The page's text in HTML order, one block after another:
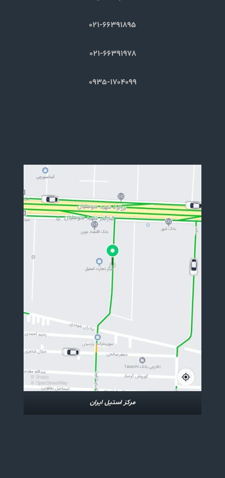
021-66391895
021-66391978
0935-1704099
مرکز استیل ایران